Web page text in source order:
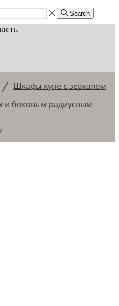
Search
/ Шкафы-купе с зеркалом
и боковым радиусным